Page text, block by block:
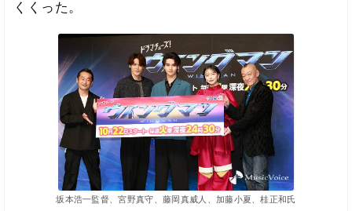
くくった。
坂本浩一監督、宮野真守、藤岡真威人、加藤小夏、桂正和氏